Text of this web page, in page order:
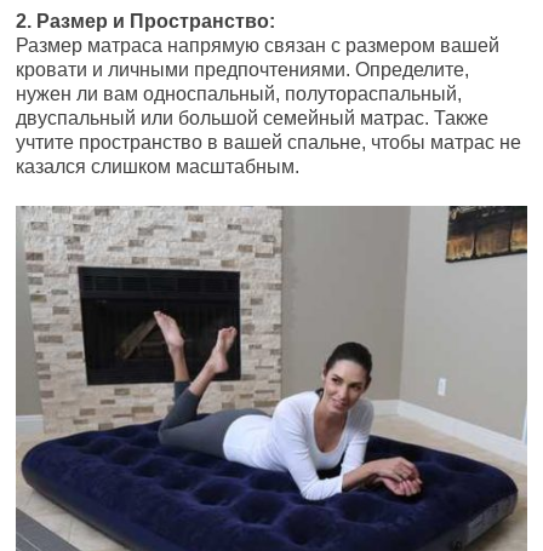
2. Размер и Пространство:
Размер матраса напрямую связан с размером вашей
кровати и личными предпочтениями. Определите,
нужен ли вам односпальный, полутораспальный,
двуспальный или большой семейный матрас. Также
учтите пространство в вашей спальне, чтобы матрас не
казался слишком масштабным.